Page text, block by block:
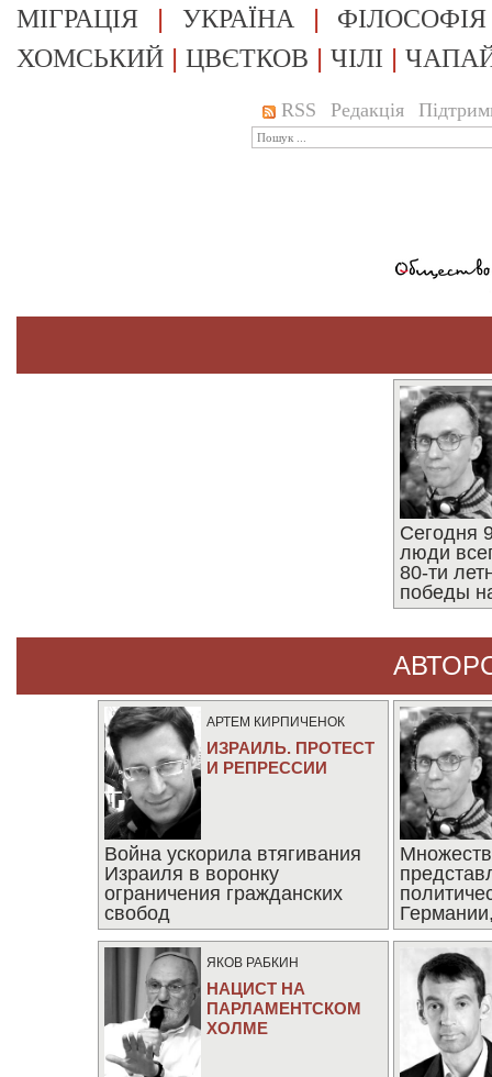
МІГРАЦІЯ | УКРАЇНА | ФІЛОСОФІЯ
ХОМСЬКИЙ | ЦВЄТКОВ | ЧІЛІ |
RSS Редакція
Сегодня
люди
80-ти
победы
АРТЕМ КИРПИЧЕНОК
ИЗРАИЛЬ. ПРОТЕСТ
И РЕПРЕССИИ
Война ускорила втягивания
Израиля в воронку
ограничения гражданских
свобод
ЯКОВ РАБКИН
НАЦИСТ НА
ПАРЛАМЕНТСКОМ
ХОЛМЕ